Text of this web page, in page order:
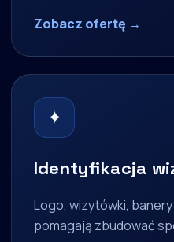
Zobacz ofertę →
✦
Identyfikacja
Logo, wizytówki,
pomagają zbudować